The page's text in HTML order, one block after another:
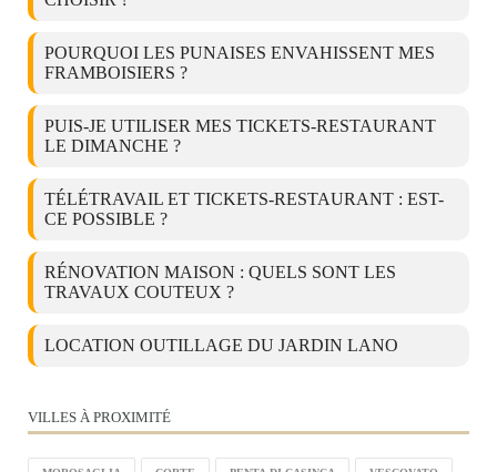
POURQUOI LES PUNAISES ENVAHISSENT MES
FRAMBOISIERS ?
PUIS-JE UTILISER MES TICKETS-RESTAURANT
LE DIMANCHE ?
TÉLÉTRAVAIL ET TICKETS-RESTAURANT : EST-
CE POSSIBLE ?
RÉNOVATION MAISON : QUELS SONT LES
TRAVAUX COUTEUX ?
LOCATION OUTILLAGE DU JARDIN LANO
VILLES À PROXIMITÉ